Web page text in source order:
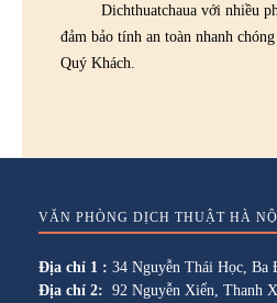
Dichthuatchaua với nhiều
đảm bảo tính an toàn nhanh
Quý Khách.
VĂN PHÒNG DỊCH THUẬT HÀ
Địa chỉ 1 : 34 Nguyễn Thái Học, Ba
Địa chỉ 2: 92 Nguyễn Xiển, Thanh